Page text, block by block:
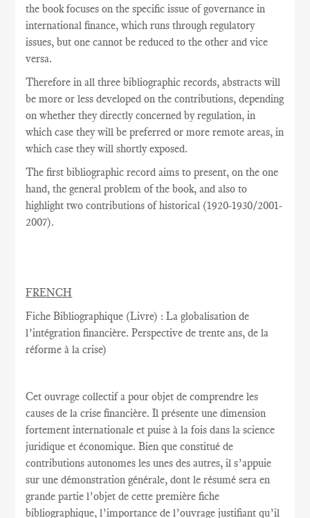
the book focuses on the specific issue of governance in
international finance, which runs through regulatory
issues, but one cannot be reduced to the other and vice
versa.
Therefore in all three bibliographic records, abstracts will
be more or less developed on the contributions, depending
on whether they directly concerned by regulation, in
which case they will be preferred or more remote areas, in
which case they will shortly exposed.
Thefirst bibliographic record aims to present, on the one
hand, the general problem of the book, and also to
highlight two contributions of historical (1920-1930/2001-
2007).
FRENCH
Fiche Bibliographique (Livre) : La globalisation de
l’intégration financière. Perspective de trente ans, de la
réforme à la crise)
Cet ouvrage collectif a pour objet de comprendre les
causes de la crise financière. Il présente une dimension
fortement internationale et puise à la fois dans la science
juridique et économique. Bien que constitué de
contributions autonomes les unes des autres, il s’appuie
sur une démonstration générale, dont le résumé sera en
grande partie l’objet de cette première fiche
bibliographique, l’importance de l’ouvrage justifiant qu’il